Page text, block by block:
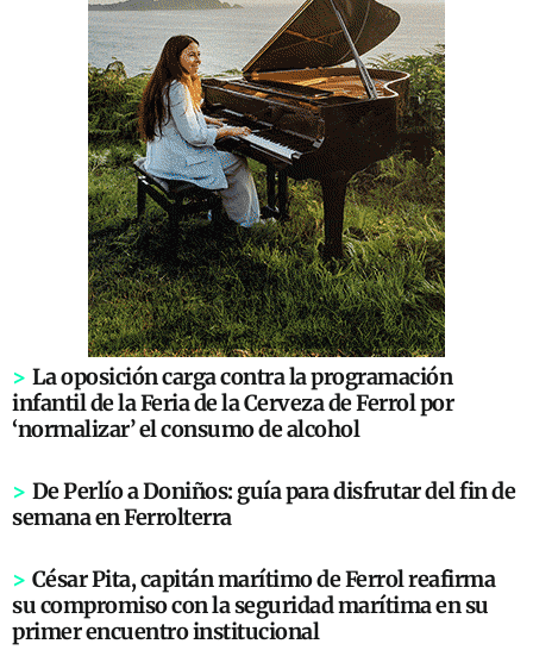
> La oposición carga contra la programación
infantil de la Feria de la Cerveza de Ferrol por
‘normalizar’ el consumo de alcohol
> De Perlío a Doniños: guía para disfrutar del fin de
semana en Ferrolterra
> César Pita, capitán marítimo de Ferrol reafirma
su compromiso con la seguridad marítima en su
primer encuentro institucional